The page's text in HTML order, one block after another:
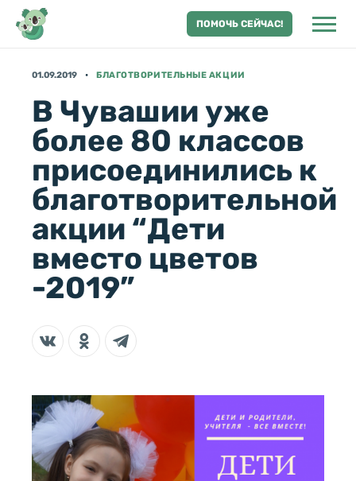
ПОМОЧЬ СЕЙЧАС!
01.09.2019 БЛАГОТВОРИТЕЛЬНЫЕ АКЦИИ
В Чувашии уже
более 80 классов
присоединились к
благотворительной
акции “Дети
вместо цветов
-2019”